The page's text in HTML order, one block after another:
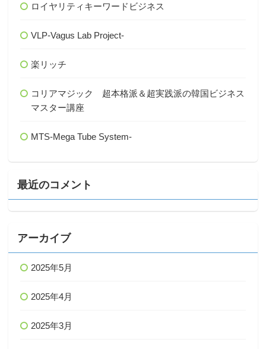
ロイヤリティキーワードビジネス
VLP-Vagus Lab Project-
楽リッチ
コリアマジック 超本格派＆超実践派の韓国ビジネス
マスター講座
MTS-Mega Tube System-
最近のコメント
アーカイブ
2025年5月
2025年4月
2025年3月